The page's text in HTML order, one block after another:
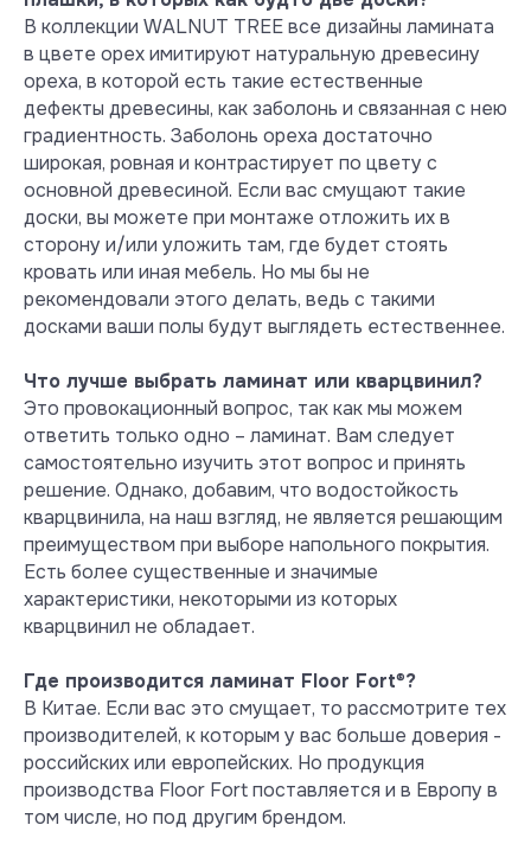
В коллекции WALNUT TREE все дизайны ламината
в цвете орех имитируют натуральную древесину
ореха, в которой есть такие естественные
дефекты древесины, как заболонь и связанная с нею
градиентность. Заболонь ореха достаточно
широкая, ровная и контрастирует по цвету с
основной древесиной. Если вас смущают такие
доски, вы можете при монтаже отложить их в
сторону и/или уложить там, где будет стоять
кровать или иная мебель. Но мы бы не
рекомендовали этого делать, ведь с такими
досками ваши полы будут выглядеть естественнее.
Что лучше выбрать ламинат или кварцвинил?
Это провокационный вопрос, так как мы можем
ответить только одно – ламинат. Вам следует
самостоятельно изучить этот вопрос и принять
решение. Однако, добавим, что водостойкость
кварцвинила, на наш взгляд, не является решающим
преимуществом при выборе напольного покрытия.
Есть более существенные и значимые
характеристики, некоторыми из которых
кварцвинил не обладает.
Где производится ламинат Floor Fort®?
В Китае. Если вас это смущает, то рассмотрите тех
производителей, к которым у вас больше доверия -
российских или европейских. Но продукция
производства Floor Fort поставляется и в Европу в
том числе, но под другим брендом.
Инструкция
по укладке "елочкой"
Гарантийное
письмо
Тест на содержание
формальдегида
Содержание формальдегида в
ламинате Floor Fort менее 0,05 мг/
м3 (лимит порога обнаружения по
методу EN 717-1:2002), поэтому в
результатах испытаний имеется
обозначение ND – not detected –
не обнаружен.
Посмотреть сертификат